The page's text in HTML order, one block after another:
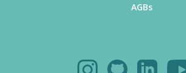
AGBs